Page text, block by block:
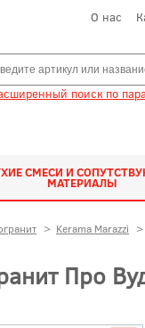
О нас
поиск по
СМЕСИ И
МАТЕРИАЛЫ
> Kerama Marazzi >
Про